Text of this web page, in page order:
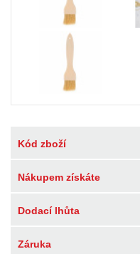
Kód zboží
Nákupem získáte
Dodací lhůta
Záruka